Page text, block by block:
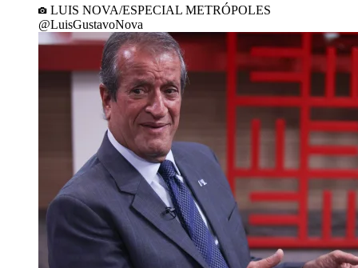
LUIS NOVA/ESPECIAL METRÓPOLES
@LuisGustavoNova